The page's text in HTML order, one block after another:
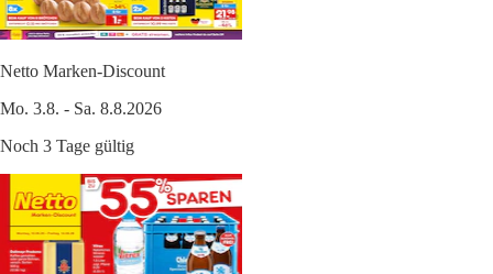
Netto Marken-Discount
Mo. 3.8. - Sa. 8.8.2026
Noch 3 Tage gültig